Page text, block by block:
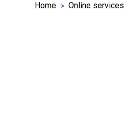
Home Online services